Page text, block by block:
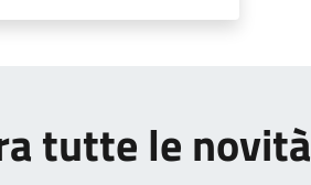
tutte le novità